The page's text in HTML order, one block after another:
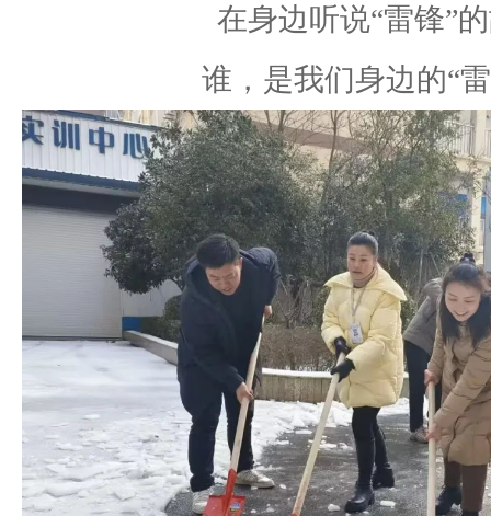
在身边听说“雷锋”
谁，是我们身边的“